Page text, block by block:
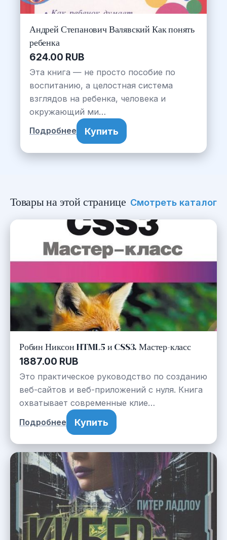
Андрей Степанович Валявский Как понять
ребенка
624.00 RUB
Эта книга — не просто пособие по
воспитанию, а целостная система
взглядов на ребенка, человека и
окружающий ми…
Подробнее Купить
Товары на этой странице Смотреть каталог
Робин Никсон HTML5 и CSS3. Мастер-класс
1887.00 RUB
Это практическое руководство по созданию
веб-сайтов и веб-приложений с нуля. Книга
охватывает современные клие…
Подробнее Купить